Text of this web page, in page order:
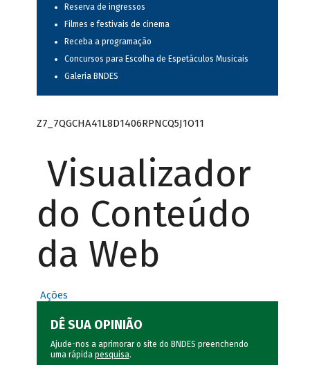
Reserva de ingressos
Filmes e festivais de cinema
Receba a programação
Concursos para Escolha de Espetáculos Musicais
Galeria BNDES
Z7_7QGCHA41L8D1406RPNCQ5J1O11
Visualizador
do Conteúdo
da Web
Ações
DÊ SUA OPINIÃO
Ajude-nos a aprimorar o site do BNDES preenchendo
uma rápida pesquisa.